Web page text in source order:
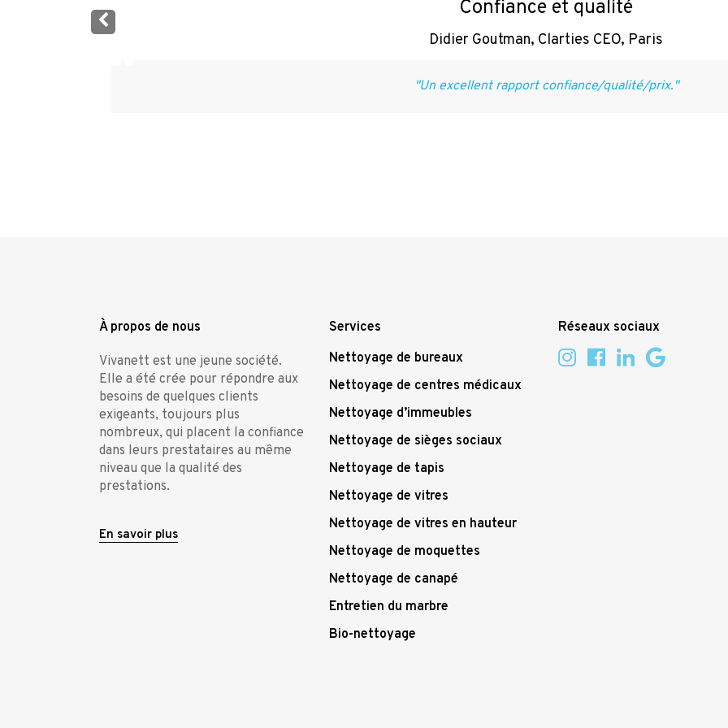
Confiance et qualité
Didier Goutman
À propos de nous
Vivanett est une jeune société.
Elle a été crée pour répondre aux
besoins de quelques clients
exigeants, toujours plus
nombreux, qui placent la confiance
dans leurs prestataires au même
niveau que la qualité des
prestations.
En savoir plus
Services
Nettoyage de bureaux
Nettoyage de centres médicaux
Nettoyage d’immeubles
Nettoyage de sièges sociaux
Nettoyage de tapis
Nettoyage de vitres
Nettoyage de vitres en hauteur
Nettoyage de moquettes
Nettoyage de canapé
Entretien du marbre
Bio-nettoyage
Réseaux sociaux